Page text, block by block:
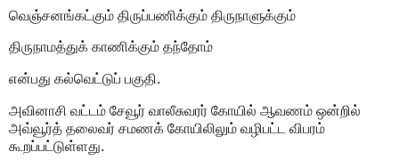
வெஞ்சனங்கட்கும் திருப்பணிக்கும் திருநாளுக்கும்
திருநாமத்துக் காணிக்கும் தந்தோம்
என்பது கல்வெட்டுப் பகுதி.
அவினாசி வட்டம் சேவூர் வாலீசுவரர் கோயில் ஆவணம் ஒன்றில்
அவ்வூர்த் தலைவர் சமணக் கோயிலிலும் வழிபட்ட விபரம்
கூறப்பட்டுள்ளது.